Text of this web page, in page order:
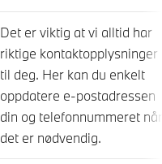
Det er viktig at vi alltid har
riktige kontaktopplysninger
til deg. Her kan du enkelt
oppdatere e-postadressen
din og telefonnummeret når
det er nødvendig.